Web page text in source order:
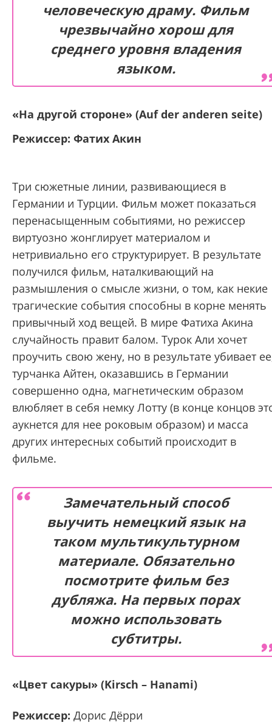
человеческую драму. Фильм
чрезвычайно хорош для
среднего уровня владения
языком.
«На другой стороне» (Auf der anderen seite)
Режиссер: Фатих Акин
Три сюжетные линии, развивающиеся в
Германии и Турции. Фильм может показаться
перенасыщенным событиями, но режиссер
виртуозно жонглирует материалом и
нетривиально его структурирует. В результате
получился фильм, наталкивающий на
размышления о смысле жизни, о том, как некие
трагические события способны в корне менять
привычный ход вещей. В мире Фатиха Акина
случайность правит балом. Турок Али хочет
проучить свою жену, но в результате убивает
турчанка Айтен, оказавшись в Германии
совершенно одна, магнетическим образом
влюбляет в себя немку Лотту (в конце концов
аукнется для нее роковым образом) и масса
других интересных событий происходит в
фильме.
Замечательный способ
выучить немецкий язык на
таком мультикультурном
материале. Обязательно
посмотрите фильм без
дубляжа. На первых порах
можно использовать
субтитры.
«Цвет сакуры» (Kirsch – Hanami)
Режиссер: Дорис Дёрри